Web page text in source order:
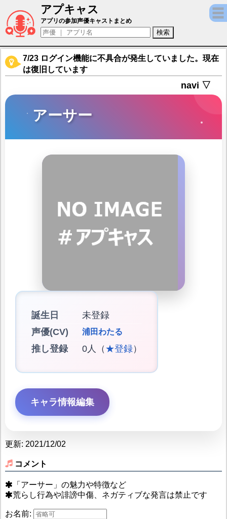
アプキャス
アーサー（声優：浦田わたる)【【新作RPG
アプリの参加声優キャストまとめ
7/23 ログイン機能に不具合が発生していました。現在
は復旧しています
navi ▽
アーサー
誕生日
未登録
声優(CV)
浦田わたる
推し登録 0人（ ★登録）
キャラ情報編集
更新: 2021/12/02
コメント
「アーサー」の魅力や特徴など
荒らし行為や誹謗中傷、ネガティブな発言は禁止です
お名前: